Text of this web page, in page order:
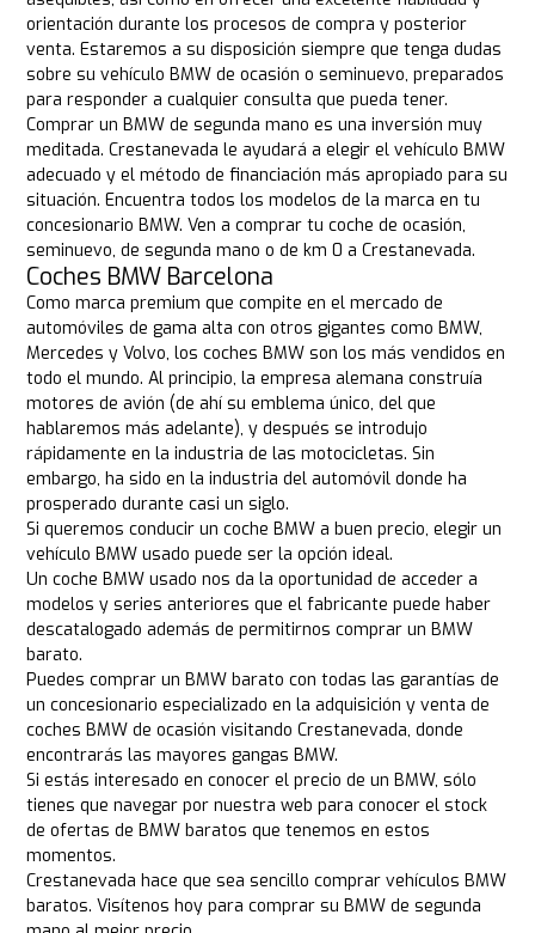
orientación durante los procesos de compra y posterior
venta. Estaremos a su disposición siempre que tenga dudas
sobre su vehículo BMW de ocasión o seminuevo, preparados
para responder a cualquier consulta que pueda tener.
Comprar un BMW de segunda mano es una inversión muy
meditada. Crestanevada le ayudará a elegir el vehículo BMW
adecuado y el método de financiación más apropiado para su
situación. Encuentra todos los modelos de la marca en tu
concesionario BMW. Ven a comprar tu coche de ocasión,
seminuevo, de segunda mano o de km 0 a Crestanevada.
Coches BMW Barcelona
Como marca premium que compite en el mercado de
automóviles de gama alta con otros gigantes como BMW,
Mercedes y Volvo, los coches BMW son los más vendidos en
todo el mundo. Al principio, la empresa alemana construía
motores de avión (de ahí su emblema único, del que
hablaremos más adelante), y después se introdujo
rápidamente en la industria de las motocicletas. Sin
embargo, ha sido en la industria del automóvil donde ha
prosperado durante casi un siglo.
Si queremos conducir un coche BMW a buen precio, elegir un
vehículo BMW usado puede ser la opción ideal.
Un coche BMW usado nos da la oportunidad de acceder a
modelos y series anteriores que el fabricante puede haber
descatalogado además de permitirnos comprar un BMW
barato.
Puedes comprar un BMW barato con todas las garantías de
un concesionario especializado en la adquisición y venta de
coches BMW de ocasión visitando Crestanevada, donde
encontrarás las mayores gangas BMW.
Si estás interesado en conocer el precio de un BMW, sólo
tienes que navegar por nuestra web para conocer el stock
de ofertas de BMW baratos que tenemos en estos
momentos.
Crestanevada hace que sea sencillo comprar vehículos BMW
baratos. Visítenos hoy para comprar su BMW de segunda